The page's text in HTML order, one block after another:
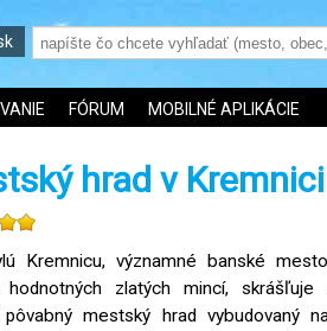
FÓRUM MOBILNÉ APLIKÁCIE
hrad v Kremnici
Kremnicu, významné banské
hodnotných zlatých mincí, skrášľuje
mestský hrad vybudovaný